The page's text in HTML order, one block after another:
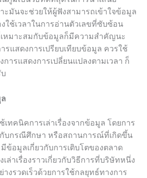
ะมันจะช่วยให้ผู้ฟังสามารถเข้าใจข้อมูล
ใช้เวลาในการอ่านตัวเลขที่ซับซ้อน
เหมาะสมกับข้อมูลก็มีความสำคัญนะ
รแสดงการเปรียบเทียบข้อมูล ควรใช้
ารแสดงการเปลี่ยนแปลงตามเวลา ก็
ทคนิคการเล่าเรื่องจากข้อมูล โดยการ
กับกรณีศึกษา หรือสถานการณ์ที่เกิดขึ้น
ข้อมูลเกี่ยวกับการเติบโตของตลาด
ล่าเรื่องราวเกี่ยวกับวิธีการที่บริษัทหนึ่ง
างรวดเร็วด้วยการใช้กลยุทธ์ทางการ